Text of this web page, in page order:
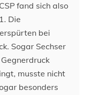
fand sich also
Die
bei
Sogar Sechser
musste nicht
besonders